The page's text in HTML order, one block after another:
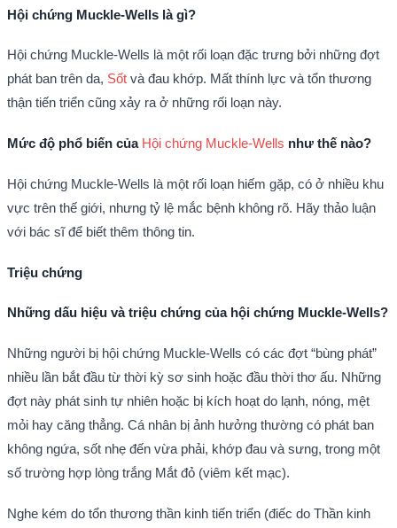
Hội chứng Muckle-Wells là gì?
Hội chứng Muckle-Wells là một rối loạn đặc trưng bởi những đợt
phát ban trên da, Sốt và đau khớp. Mất thính lực và tổn thương
thận tiến triển cũng xảy ra ở những rối loạn này.
Mức độ phổ biến củaHội chứng Muckle-Wells như thế nào?
Hội chứng Muckle-Wells là một rối loạn hiếm gặp, có ở nhiều khu
vực trên thế giới, nhưng tỷ lệ mắc bệnh không rõ. Hãy thảo luận
với bác sĩ để biết thêm thông tin.
Triệu chứng
Những dấu hiệu và triệu chứng của hội chứng Muckle-Wells?
Những người bị hội chứng Muckle-Wells có các đợt “bùng phát”
nhiều lần bắt đầu từ thời kỳ sơ sinh hoặc đầu thời thơ ấu. Những
đợt này phát sinh tự nhiên hoặc bị kích hoạt do lạnh, nóng, mệt
mỏi hay căng thẳng. Cá nhân bị ảnh hưởng thường có phát ban
không ngứa, sốt nhẹ đến vừa phải, khớp đau và sưng, trong một
số trường hợp lòng trắng Mắt đỏ (viêm kết mạc).
Nghe kém do tổn thương thần kinh tiến triển (điếc do Thần kinh